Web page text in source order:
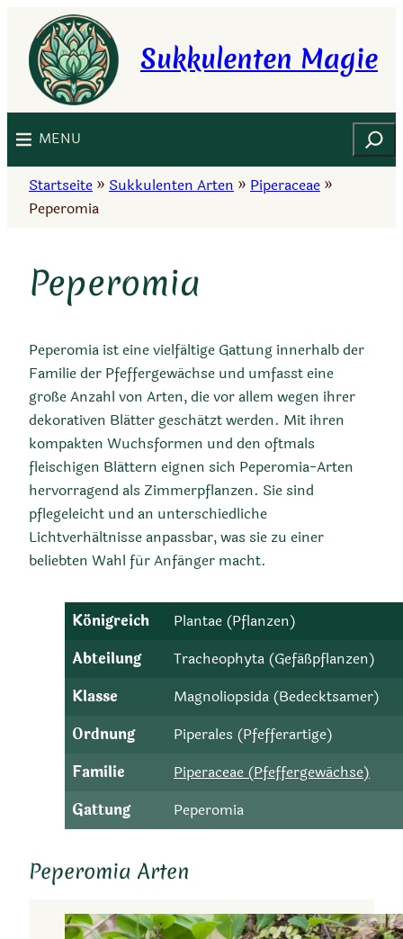
Inhalt
springen
Sukkulenten Magie
MENU Suchen
Startseite » Sukkulenten Arten » Piperaceae »
Peperomia
Peperomia
Peperomia ist eine vielfältige Gattung innerhalb der
Familie der Pfeffergewächse und umfasst eine
große Anzahl von Arten, die vor allem wegen ihrer
dekorativen Blätter geschätzt werden. Mit ihren
kompakten Wuchsformen und den oftmals
fleischigen Blättern eignen sich Peperomia-Arten
hervorragend als Zimmerpflanzen. Sie sind
pflegeleicht und an unterschiedliche
Lichtverhältnisse anpassbar, was sie zu einer
beliebten Wahl für Anfänger macht.
Königreich
Plantae (Pflanzen)
Abteilung
Tracheophyta (Gefäßpflanzen)
Klasse
Magnoliopsida (Bedecktsamer)
Ordnung
Piperales (Pfefferartige)
Familie
Piperaceae (Pfeffergewächse)
Gattung
Peperomia
Peperomia Arten